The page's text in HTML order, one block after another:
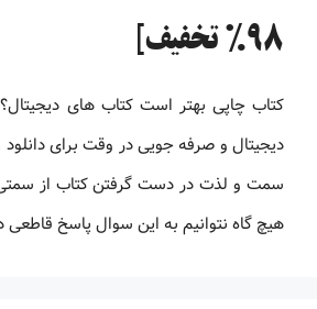
98% تخفیف]
کتاب چاپی بهتر است کتاب های
دیجیتال و صرفه جویی در وقت برای
سمت و لذت در دست گرفتن کتاب از
هیچ گاه نتوانیم به این سوال پاسخ